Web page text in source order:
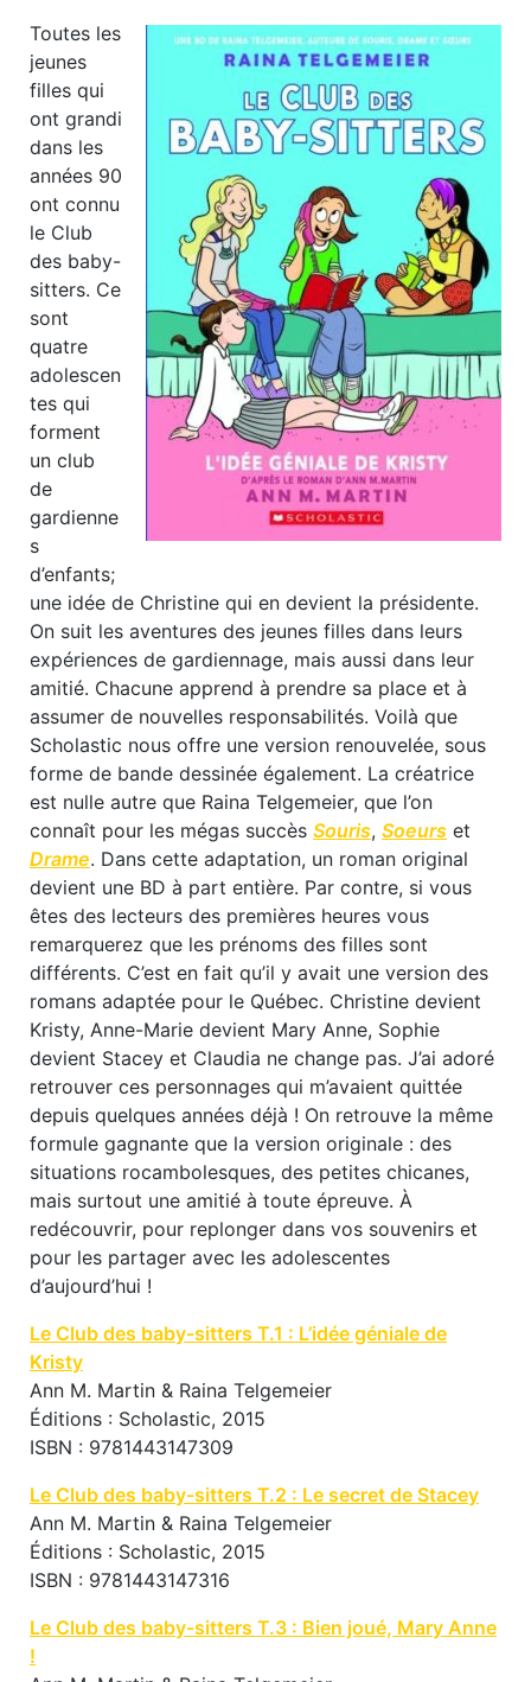
Toutes les
jeunes
filles qui
ont grandi
dans les
années 90
ont connu
le Club
des baby-
sitters. Ce
sont
quatre
adolescen
tes qui
forment
un club
de
gardienne
s
d’enfants;
une idée de Christine qui en devient la présidente.
On suit les aventures des jeunes filles dans leurs
expériences de gardiennage, mais aussi dans leur
amitié. Chacune apprend à prendre sa place et à
assumer de nouvelles responsabilités. Voilà que
Scholastic nous offre une version renouvelée, sous
forme de bande dessinée également. La créatrice
est nulle autre que Raina Telgemeier, que l’on
connaît pour les mégas succès Souris, Soeurs et
Drame. Dans cette adaptation, un roman original
devient une BD à part entière. Par contre, si vous
êtes des lecteurs des premières heures vous
remarquerez que les prénoms des filles sont
différents. C’est en fait qu’il y avait une version des
romans adaptée pour le Québec. Christine devient
Kristy, Anne-Marie devient Mary Anne, Sophie
devient Stacey et Claudia ne change pas. J’ai adoré
retrouver ces personnages qui m’avaient quittée
depuis quelques années déjà ! On retrouve la même
formule gagnante que la version originale : des
situations rocambolesques, des petites chicanes,
mais surtout une amitié à toute épreuve. À
redécouvrir, pour replonger dans vos souvenirs et
pour les partager avec les adolescentes
d’aujourd’hui !
Le Club des baby-sitters T.1 : L’idée géniale de
Kristy
Ann M. Martin & Raina Telgemeier
Éditions : Scholastic, 2015
ISBN : 9781443147309
Le Club des baby-sitters T.2 : Le secret de Stacey
Ann M. Martin & Raina Telgemeier
Éditions : Scholastic, 2015
ISBN : 9781443147316
Le Club des baby-sitters T.3 : Bien joué, Mary Anne
!